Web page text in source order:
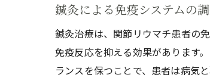
鍼灸による免疫システムの
鍼灸治療は、関節リウマチ患者の
免疫反応を抑える効果があります
ランスを保つことで、患者は病気